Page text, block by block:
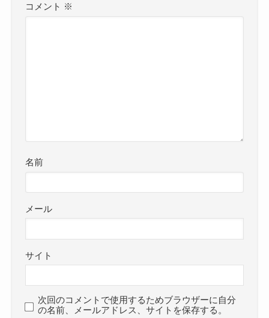
コメント ※
名前
メール
サイト
次回のコメントで使用するためブラウザーに自分
の名前、メールアドレス、サイトを保存する。